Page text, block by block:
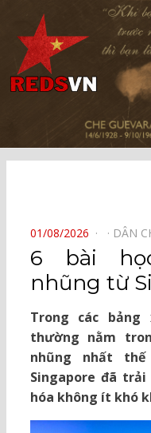
Kênh chia sẻ tri thức cộng đồng
POSTED
ON
01/08/2026 DÂN
6 bài
nhũng từ
Trong các bảng
thường nằm
nhũng nhất
Singapore đã
hóa không ít khó